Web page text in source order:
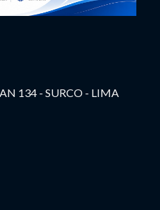
134 - SURCO - LIMA